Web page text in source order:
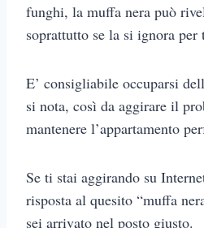
funghi, la muffa nera può
soprattutto se la si ignora per
E’ consigliabile occuparsi
si nota, così da aggirare il
mantenere l’appartamento
Se ti stai aggirando su
risposta al quesito “muffa
sei arrivato nel posto giusto.